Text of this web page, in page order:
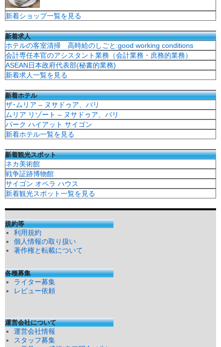
新着ショップ一覧を見る
新着求人
ホテルの客室清掃 高時給のしごと:good working conditions
会計専任本官のアシスタント業務（会計業務・庶務的業務）
ASEAN日本政府代表部(秘書的業務)
新着求人一覧を見る
新着ホテル
ザ･ムリア – ヌサドゥア、バリ
ムリア リゾート – ヌサドゥア、バリ
パーク ハイアット サイゴン
新着ホテル一覧を見る
新着観光スポット
ネカ美術館
戦争証跡博物館
サイゴン オペラ ハウス
新着観光スポット一覧を見る
規約等
利用規約
個人情報の取り扱い
著作権と転載について
各種募集
ライター募集
レビュー依頼
運営会社について
運営会社情報
スタッフ募集